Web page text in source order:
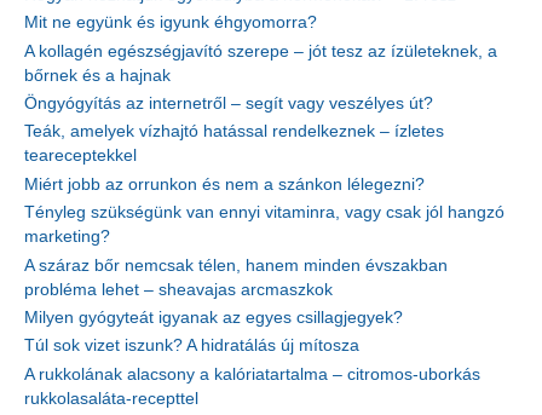
Mit ne együnk és igyunk éhgyomorra?
A kollagén egészségjavító szerepe – jót tesz az ízületeknek, a
bőrnek és a hajnak
Öngyógyítás az internetről – segít vagy veszélyes út?
Teák, amelyek vízhajtó hatással rendelkeznek – ízletes
teareceptekkel
Miért jobb az orrunkon és nem a szánkon lélegezni?
Tényleg szükségünk van ennyi vitaminra, vagy csak jól hangzó
marketing?
A száraz bőr nemcsak télen, hanem minden évszakban
probléma lehet – sheavajas arcmaszkok
Milyen gyógyteát igyanak az egyes csillagjegyek?
Túl sok vizet iszunk? A hidratálás új mítosza
A rukkolának alacsony a kalóriatartalma – citromos-uborkás
rukkolasaláta-recepttel